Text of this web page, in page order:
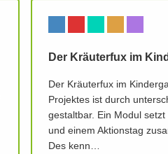
Der Kräuterfux im
Der Kräuterfux im
Projektes ist durch
gestaltbar. Ein Modul
und einem Aktionstag
Des kenn…